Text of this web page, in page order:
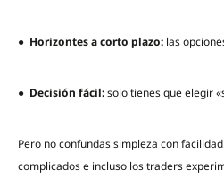
● Horizontes a corto plazo: las
● Decisión fácil:solo tienes que elegir
Pero no confundas simpleza con
complicados e incluso los traders